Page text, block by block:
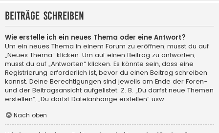
Beiträge schreiben
Wie erstelle ich ein neues Thema oder eine Antwort?
Um ein neues Thema in einem Forum zu eröffnen, musst du auf
„Neues Thema“ klicken. Um auf einen Beitrag zu antworten,
musst du auf „Antworten“ klicken. Es könnte sein, dass eine
Registrierung erforderlich ist, bevor du einen Beitrag schreiben
kannst. Deine Berechtigungen sind jeweils am Ende der Foren-
und der Beitragsansicht aufgelistet. Z. B. „Du darfst neue Themen
erstellen“, „Du darfst Dateianhänge erstellen“ usw.
Nach oben